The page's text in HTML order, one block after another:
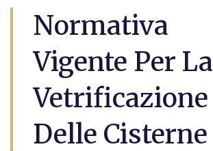
Normativa
Vigente Per La
Vetrificazione
Delle Cisterne